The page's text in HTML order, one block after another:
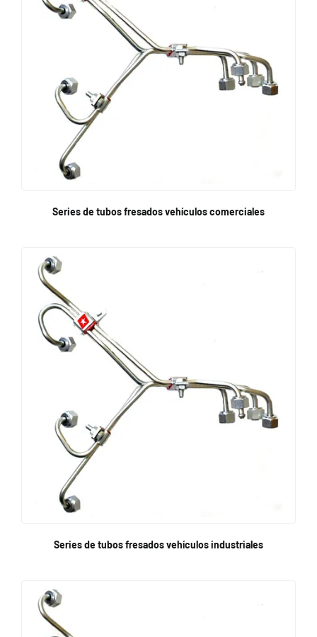
Series de tubos fresados vehículos comerciales
Series de tubos fresados vehículos industriales